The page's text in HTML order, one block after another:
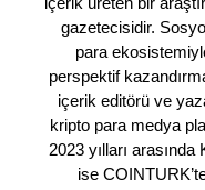
gazetecisidir.
para
perspektif
içerik editörü ve
kripto para medya
2023 yılları
ise